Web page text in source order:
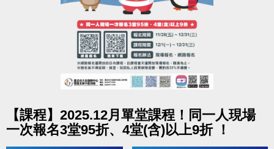
【課程】2025.12月單堂課程！同一人現場
一次報名3堂95折、4堂(含)以上9折 ！